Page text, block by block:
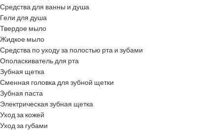
Средства для ванны и душа
Гели для душа
Твердое мыло
Жидкое мыло
Средства по уходу за полостью рта и зубами
Ополаскиватель для рта
Зубная щетка
Сменная головка для зубной щетки
Зубная паста
Электрическая зубная щетка
Уход за кожей
Уход за губами